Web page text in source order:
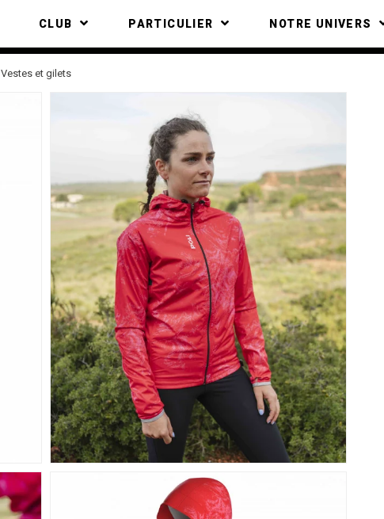
CLUB PARTICULIER NOTRE UNIVERS
Vestes et gilets